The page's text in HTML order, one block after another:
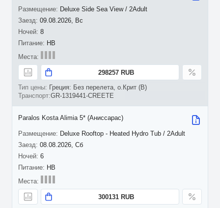
09.08.2026, Вс
8
Deluxe Side Sea View / 2Adult
HB
298257 RUB
Греция: Без перелета, о.Крит (B)
GR-1319441-CREETE
08.08.2026, Сб
6
Paralos Kosta Alimia 5* (Аниссарас)
Deluxe Rooftop - Heated Hydro Tub / 2Adult
HB
300131 RUB